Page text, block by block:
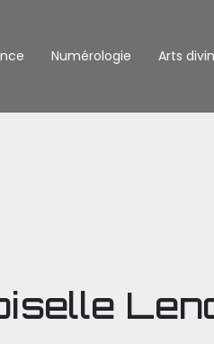
Numérologie Arts